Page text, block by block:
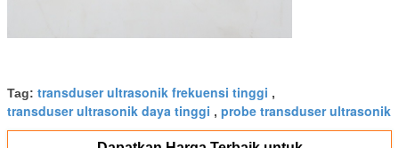
Tag: transduser ultrasonik frekuensi tinggi ,
transduser ultrasonik daya tinggi , probe transduser ultrasonik